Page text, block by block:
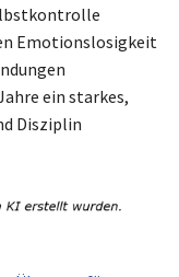
Emotionslosigkeit
ein starkes,
Disziplin